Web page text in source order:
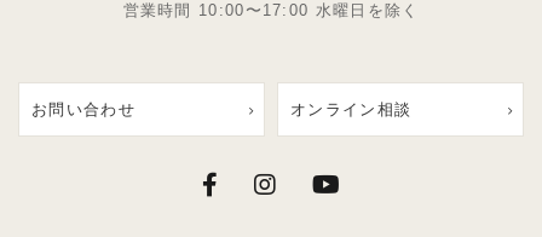
営業時間 10:00〜17:00 水曜日を除く
お問い合わせ オンライン相談